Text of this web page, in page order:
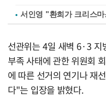
서인영 "환희가 크리스
선관위는 4일 새벽 6·3 지
부족 사태에 관한 위원회
에 따른 선거의 연기나 재
다"는 입장을 밝혔다.